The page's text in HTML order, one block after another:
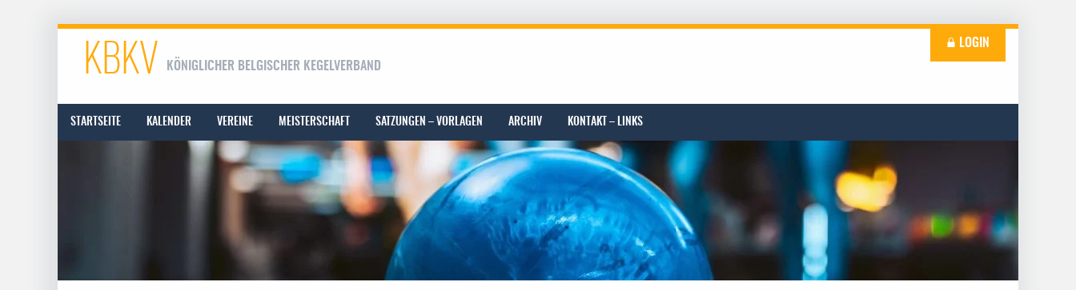
KBKV KÖNIGLICHER BELGISCHER KEGELVERBAND
LOGIN
STARTSEITE KALENDER VEREINE MEISTERSCHAFT SATZUNGEN – VORLAGEN ARCHIV KONTAKT – LINKS